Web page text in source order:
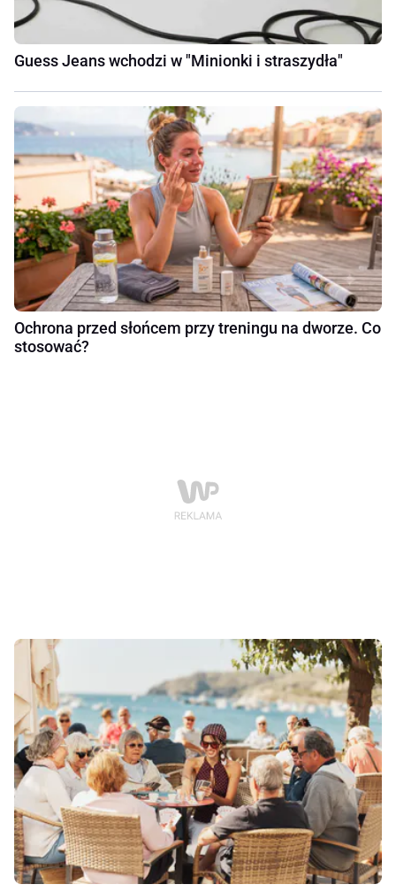
Guess Jeans wchodzi w "Minionki i straszydła"
Ochrona przed słońcem przy treningu na dworze. Co
stosować?